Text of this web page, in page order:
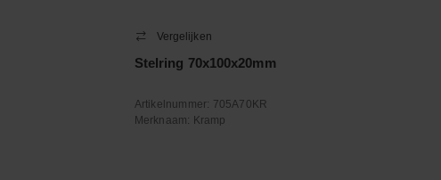
Vergelijken
Stelring 70x100x20mm
Artikelnummer: 705A70KR
Merknaam: Kramp